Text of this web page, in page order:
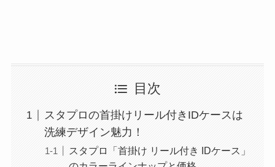
目次
スタプロの首掛けリール付きIDケースは
洗練デザイン魅力！
スタプロ「首掛け リール付き IDケース」